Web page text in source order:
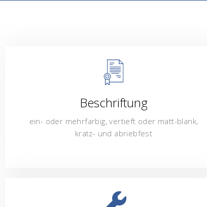
Beschriftung
ein- oder mehrfarbig, vertieft oder matt-blank,
kratz- und abriebfest